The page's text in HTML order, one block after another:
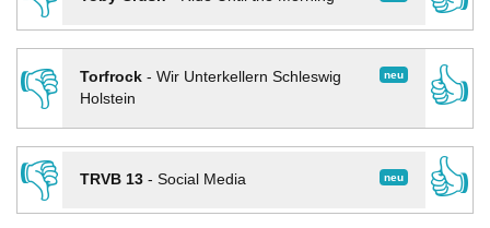
👎
neu
Torfrock- Wir Unterkellern Schleswig
Holstein
👍
👎
neu
TRVB 13- Social Media
👍